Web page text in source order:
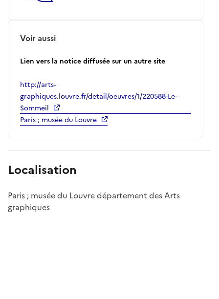
Voir aussi
Lien vers la notice diffusée sur un autre site
http://arts-
graphiques.louvre.fr/detail/oeuvres/1/220588-Le-
Sommeil
Paris ; musée du Louvre
Localisation
Paris ; musée du Louvre département des Arts
graphiques